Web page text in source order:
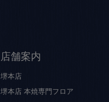
店舗案内
堺本店
堺本店 本焼専門フロア